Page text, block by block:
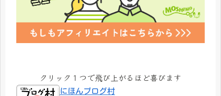
クリック１つで飛び上がるほど喜びます
にほんブログ村